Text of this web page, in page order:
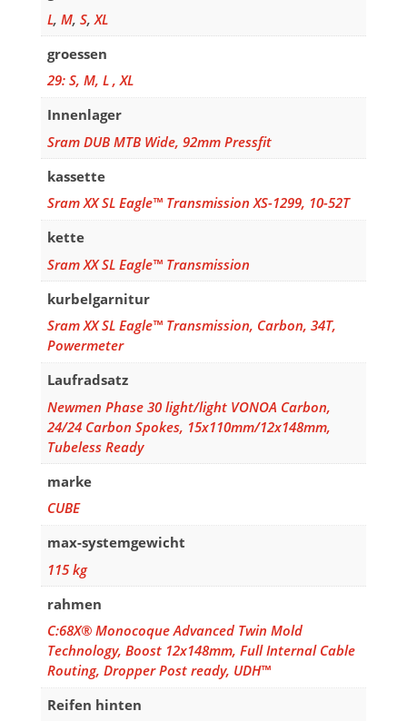
L,M,S,XL
groessen
29: S, M, L , XL
Innenlager
Sram DUB MTB Wide, 92mm Pressfit
kassette
Sram XX SL Eagle™ Transmission XS-1299, 10-52T
kette
Sram XX SL Eagle™ Transmission
kurbelgarnitur
Sram XX SL Eagle™ Transmission, Carbon, 34T,
Powermeter
Laufradsatz
Newmen Phase 30 light/light VONOA Carbon,
24/24 Carbon Spokes, 15x110mm/12x148mm,
Tubeless Ready
marke
CUBE
max-systemgewicht
115 kg
rahmen
C:68X® Monocoque Advanced Twin Mold
Technology, Boost 12x148mm, Full Internal Cable
Routing, Dropper Post ready, UDH™
Reifen hinten